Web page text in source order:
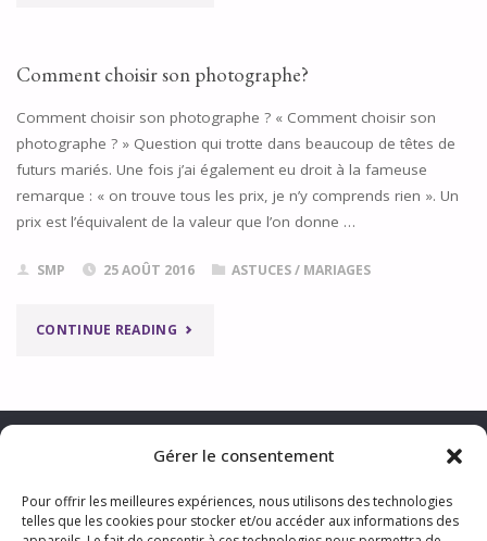
Gérer le consentement
Pour offrir les meilleures expériences, nous utilisons des technologies
telles que les cookies pour stocker et/ou accéder aux informations des
PHOTOGRAPHE"
Comment choisir son photographe?
Comment choisir son photographe ? « Comment choisir son
photographe ? » Question qui trotte dans beaucoup de têtes de
futurs mariés. Une fois j’ai également eu droit à la fameuse
remarque : « on trouve tous les prix, je n’y comprends rien ». Un
prix est l’équivalent de la valeur que l’on donne …
SMP 25 AOÛT 2016 ASTUCES/ MARIAGES
CONTINUE READING"COMMENT
SON
PHOTOGRAPHE?"
CONTACTER LA PHOTOGRAPHE